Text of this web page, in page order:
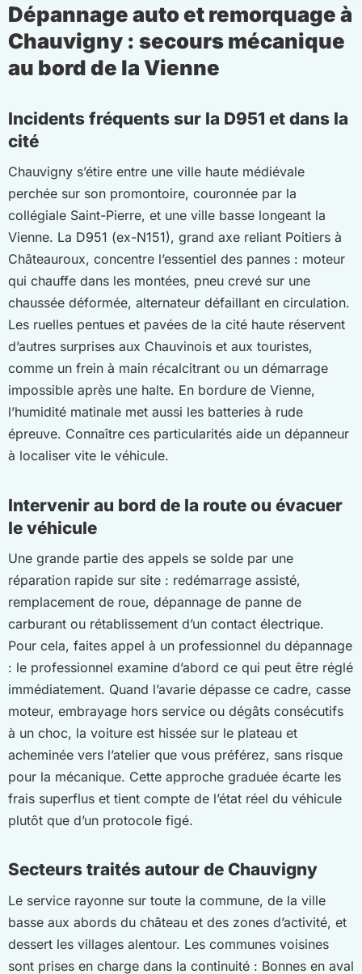
Dépannage auto et remorquage à
Chauvigny : secours mécanique
au bord de la Vienne
Incidents fréquents sur la D951 et dans la
cité
Chauvigny s’étire entre une ville haute médiévale
perchée sur son promontoire, couronnée par la
collégiale Saint-Pierre, et une ville basse longeant la
Vienne. La D951 (ex-N151), grand axe reliant Poitiers à
Châteauroux, concentre l’essentiel des pannes : moteur
qui chauffe dans les montées, pneu crevé sur une
chaussée déformée, alternateur défaillant en circulation.
Les ruelles pentues et pavées de la cité haute réservent
d’autres surprises aux Chauvinois et aux touristes,
comme un frein à main récalcitrant ou un démarrage
impossible après une halte. En bordure de Vienne,
l’humidité matinale met aussi les batteries à rude
épreuve. Connaître ces particularités aide un dépanneur
à localiser vite le véhicule.
Intervenir au bord de la route ou évacuer
le véhicule
Une grande partie des appels se solde par une
réparation rapide sur site : redémarrage assisté,
remplacement de roue, dépannage de panne de
carburant ou rétablissement d’un contact électrique.
Pour cela, faites appel à un professionnel du dépannage
: le professionnel examine d’abord ce qui peut être réglé
immédiatement. Quand l’avarie dépasse ce cadre, casse
moteur, embrayage hors service ou dégâts consécutifs
à un choc, la voiture est hissée sur le plateau et
acheminée vers l’atelier que vous préférez, sans risque
pour la mécanique. Cette approche graduée écarte les
frais superflus et tient compte de l’état réel du véhicule
plutôt que d’un protocole figé.
Secteurs traités autour de Chauvigny
Le service rayonne sur toute la commune, de la ville
basse aux abords du château et des zones d’activité, et
dessert les villages alentour. Les communes voisines
sont prises en charge dans la continuité : Bonnes en aval